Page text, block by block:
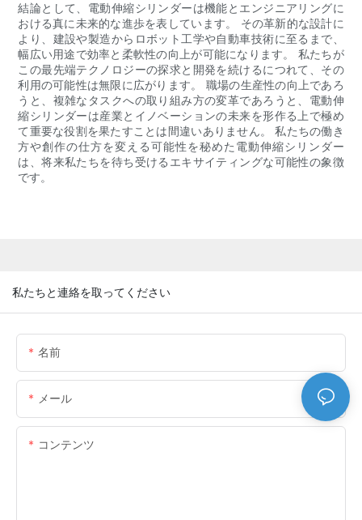
結論として、電動伸縮シリンダーは機能とエンジニアリングに
おける真に未来的な進歩を表しています。 その革新的な設計に
より、建設や製造からロボット工学や自動車技術に至るまで、
幅広い用途で効率と柔軟性の向上が可能になります。 私たちが
この最先端テクノロジーの探求と開発を続けるにつれて、その
利用の可能性は無限に広がります。 職場の生産性の向上であろ
うと、複雑なタスクへの取り組み方の変革であろうと、電動伸
縮シリンダーは産業とイノベーションの未来を形作る上で極め
て重要な役割を果たすことは間違いありません。 私たちの働き
方や創作の仕方を変える可能性を秘めた電動伸縮シリンダー
は、将来私たちを待ち受けるエキサイティングな可能性の象徴
です。
私たちと連絡を取ってください
名前
メール
コンテンツ